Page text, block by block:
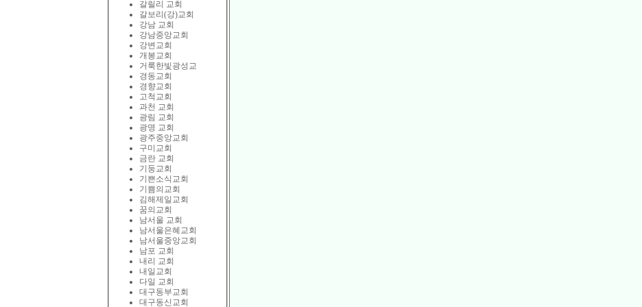
갈릴리 교회
갈보리(강)교회
강남 교회
강남중앙교회
강변교회
개봉교회
거룩한빛광성교
경동교회
경향교회
고척교회
과천 교회
광림 교회
광명 교회
광주중앙교회
구미교회
금란 교회
기둥교회
기쁜소식교회
기쁨의교회
김해제일교회
꿈의교회
남서울 교회
남서울은혜교회
남서울중앙교회
남포 교회
내리 교회
내일교회
다일 교회
대구동부교회
대구동신교회